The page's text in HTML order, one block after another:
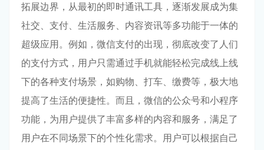
拓展边界，从最初的即时通讯工具，逐渐发展成为集
社交、支付、生活服务、内容资讯等多功能于一体的
超级应用。例如，微信支付的出现，彻底改变了人们
的支付方式，用户只需通过手机就能轻松完成线上线
下的各种支付场景，如购物、打车、缴费等，极大地
提高了生活的便捷性。而且，微信的公众号和小程序
功能，为用户提供了丰富多样的内容和服务，满足了
用户在不同场景下的个性化需求。用户可以根据自己